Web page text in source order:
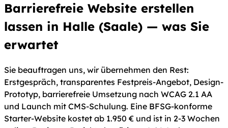
Barrierefreie Website erstellen
lassen in Halle (Saale) — was Sie
erwartet
Sie beauftragen uns, wir übernehmen den Rest:
Erstgespräch, transparentes Festpreis-Angebot, Design-
Prototyp, barrierefreie Umsetzung nach WCAG 2.1 AA
und Launch mit CMS-Schulung. Eine BFSG-konforme
Starter-Website kostet ab 1.950 € und ist in 2-3 Wochen